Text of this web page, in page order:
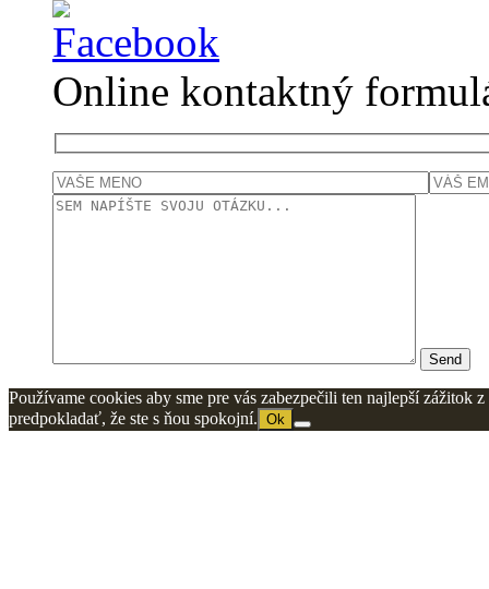
Online kontaktný
Používame cookies aby sme pre vás zabezpečili ten najlepší
predpokladať, že ste s ňou spokojní. Ok